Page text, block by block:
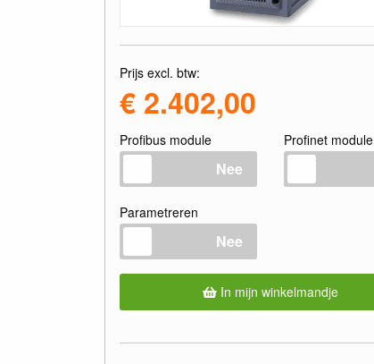
Prijs excl. btw:
€ 2.402,00
Profibus module
Nee
Profinet module
Parametreren
Nee
In mijn winkelmandje